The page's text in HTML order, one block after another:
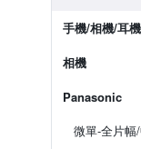
手機/相機/耳
相機
Panasonic
微單-全片幅